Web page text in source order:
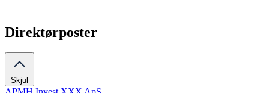
Direktørposter
Skjul